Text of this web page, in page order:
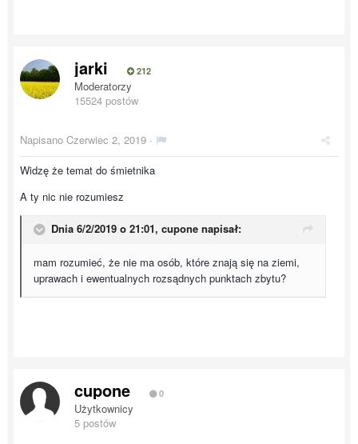
jarki 212
Moderatorzy
15524 postów
Napisano Czerwiec 2, 2019 ·
Widzę że temat do śmietnika
A ty nic nie rozumiesz
Dnia 6/2/2019 o 21:01, cupone napisał:
mam rozumieć, że nie ma osób, które znają się na ziemi,
uprawach i ewentualnych rozsądnych punktach zbytu?
cupone 0
Użytkownicy
5 postów